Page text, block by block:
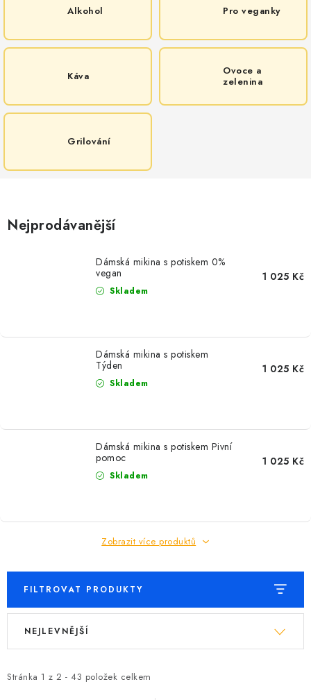
Alkohol Pro veganky
Káva
Ovoce a
zelenina
Grilování
Nejprodávanější
Dámská mikina s potiskem 0%
vegan
Skladem
1 025 Kč
Dámská mikina s potiskem
Týden
Skladem
1 025 Kč
Dámská mikina s potiskem Pivní
pomoc
Skladem
1 025 Kč
Zobrazit více produktů
FILTROVAT PRODUKTY
V
i
Stránka 1 z 2 - 43 položek celkem
Ř
e
NEJLEVNĚJŠÍ